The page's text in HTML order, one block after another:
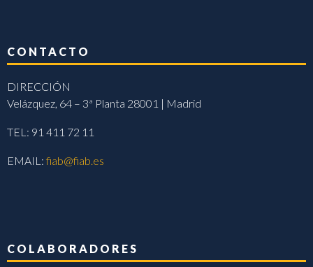
CONTACTO
DIRECCIÓN
Velázquez, 64 – 3ª Planta 28001 | Madrid
TEL: 91 411 72 11
EMAIL:fiab@fiab.es
COLABORADORES